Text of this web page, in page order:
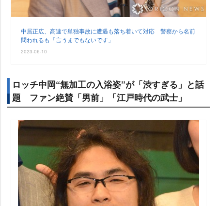
中居正広、高速で単独事故に遭遇も落ち着いて対応 警察から名前
問われるも「言うまでもないです」
2023-06-10
ロッチ中岡“無加工の入浴姿”が「渋すぎる」と話
題 ファン絶賛「男前」「江戸時代の武士」